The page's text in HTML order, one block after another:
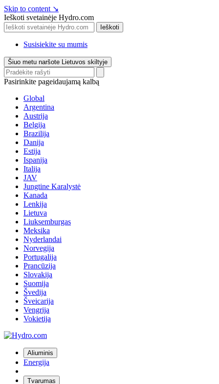
Skip to content ↘
Ieškoti svetainėje Hydro.com
Ieškoti
Susisiekite su mumis
Šiuo metu naršote Lietuvos skiltyje
Pasirinkite pageidaujamą kalbą
Global
Argentina
Austrija
Belgija
Brazilija
Danija
Estija
Ispanija
Italija
JAV
Jungtine Karalystė
Kanada
Lenkija
Lietuva
Liuksemburgas
Meksika
Nyderlandai
Norvegija
Portugalija
Prancūzija
Slovakija
Suomija
Švedija
Šveicarija
Vengrija
Vokietija
Aliuminis
Energija
Tvarumas